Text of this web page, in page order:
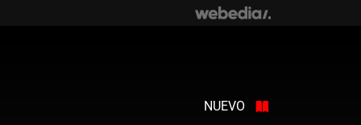
NUEVO